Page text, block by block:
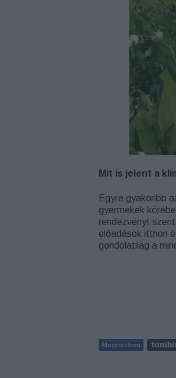
Mit is jelent a
Egyre gyakoribb
gyermekek
rendezvényt
előadások itthon
gondolatilag a